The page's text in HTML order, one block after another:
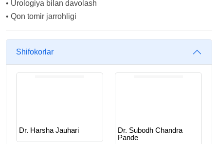
• Urologiya bilan davolash
• Qon tomir jarrohligi
Shifokorlar
Dr. Harsha Jauhari
Dr. Subodh Chandra
Pande